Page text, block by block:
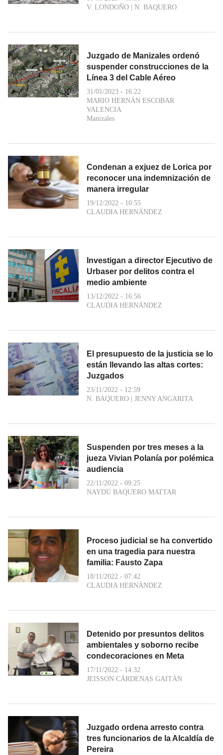
V. LONDOÑO | N. BAQUERO
Juzgado de Manizales ordenó
suspender construcciones de la
Línea 3 del Cable Aéreo
31/01/2023 - 16:22
MARIO HERNÁN ESCOBAR
VALENCIA
Manizales
Condenan a exjuez de Lorica por
reconocer una indemnización de
manera irregular
19/12/2022 - 10:55
CLAUDIA HERNÁNDEZ
Investigan a director Ejecutivo de
Urbaser por delitos contra el
medio ambiente
13/12/2022 - 16:56
CLAUDIA HERNÁNDEZ
El presupuesto de la justicia se lo
están llevando las altas cortes:
Juzgados
23/11/2022 - 12:59
N. BAQUERO | JENNY ANGARITA
Suspenden por tres meses a la
jueza Vivian Polanía por polémica
audiencia
22/11/2022 - 09:25
NAYDÚ BAQUERO MATTAR
Proceso judicial se ha convertido
en una tragedia para nuestra
familia: Fausto Zapa
18/11/2022 - 07:42
CLAUDIA HERNÁNDEZ
Detenido por presuntos delitos
ambientales y soborno recibe
condecoraciones en Meta
17/11/2022 - 14:32
JEISSON CÁRDENAS GAITÁN
Juzgado ordena arresto contra
tres funcionarios de la Alcaldía de
Pereira